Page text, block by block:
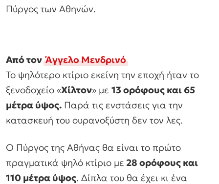
Πύργος των Αθηνών.
Από τονΆγγελο Μενδρινό
Το ψηλότερο κτίριο εκείνη την εποχή ήταν το
ξενοδοχείο «Χίλτον» με 13 ορόφους και 65
μέτρα ύψος. Παρά τις ενστάσεις για την
κατασκευή του ουρανοξύστη δεν τον λες.
Ο Πύργος της Αθήνας θα είναι το πρώτο
πραγματικά ψηλό κτίριο με 28 ορόφους και
110 μέτρα ύψος. Δίπλα του θα έχει κι ένα